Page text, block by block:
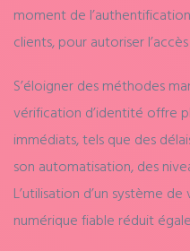
moment de
clients, pour autoriser
S’éloigner des méthodes
vérification d’identité offre
immédiats, tels que des
son automatisation, des
L’utilisation d’un système
numérique fiable réduit